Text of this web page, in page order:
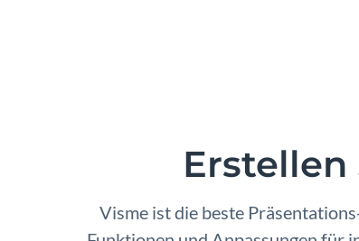
Erstellen
Visme ist die beste